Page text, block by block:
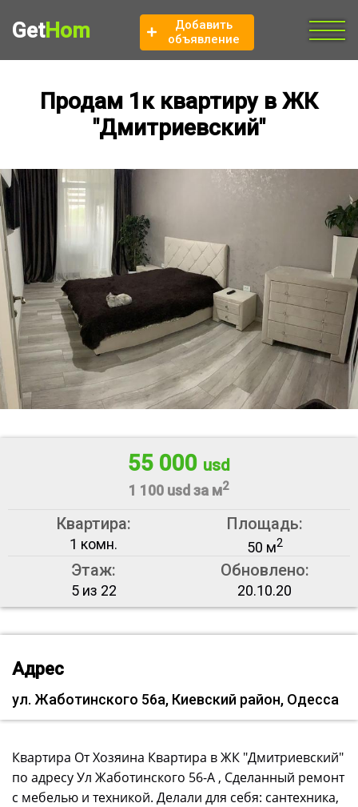
GetHom
Добавить
объявление
Продам 1к квартиру в ЖК
"Дмитриевский"
55 000 usd
1 100 usd за м2
Квартира:
1 комн.
Площадь:
50 м2
Этаж:
5 из 22
Обновлено:
20.10.20
Адрес
ул. Жаботинского 56а, Киевский район, Одесса
Квартира От Хозяина Квартира в ЖК "Дмитриевский"
по адресу Ул Жаботинского 56-А , Сделанный ремонт
с мебелью и техникой. Делали для себя: сантехника,